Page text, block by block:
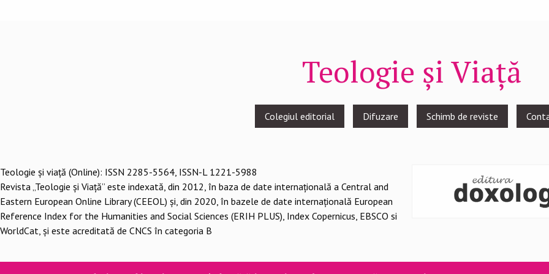
Teologie și Viață
Colegiul editorial Difuzare Schimb de reviste
Teologie şi viaţă (Online): ISSN 2285-5564, ISSN-L 1221-5988
Revista „Teologie și Viață” este indexată, din 2012, în baza de date internațională a Central and
Eastern European Online Library (CEEOL) și, din 2020, în bazele de date internațională European
Reference Index for the Humanities and Social Sciences (ERIH PLUS), Index Copernicus, EBSCO si
WorldCat, și este acreditată de CNCS în categoria B